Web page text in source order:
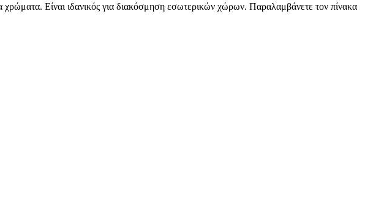
Είναι ιδανικός για διακόσμηση εσωτερικών χώρων. Παραλαμβάνετε τον πίνακα